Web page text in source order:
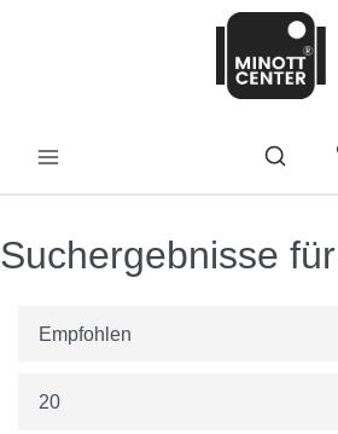
Suchergebnisse